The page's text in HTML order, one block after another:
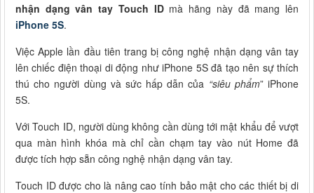
nhận dạng vân tay Touch IDmà hãng này đã mang lên
iPhone 5S.
Việc Apple lần đầu tiên trang bị công nghệ nhận dạng vân tay
lên chiếc điện thoại di động như iPhone 5S đã tạo nên sự thích
thú cho người dùng và sức hấp dẫn của “siêu phẩm” iPhone
5S.
Với Touch ID, người dùng không cần dùng tới mật khẩu để vượt
qua màn hình khóa mà chỉ cần chạm tay vào nút Home đã
được tích hợp sẵn công nghệ nhận dạng vân tay.
Touch ID được cho là nâng cao tính bảo mật cho các thiết bị di